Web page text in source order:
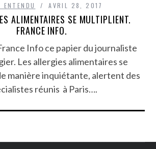
ENTENDU AVRIL 28, 2017
ALIMENTAIRES SE MULTIPLIENT.
FRANCE INFO.
Info ce papier du journaliste
Les allergies alimentaires se
manière inquiétante, alertent des
réunis à Paris….